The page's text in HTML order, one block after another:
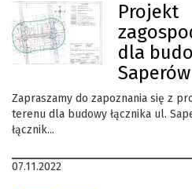
Projekt
dla
Zapraszamy do zapoznania się z
terenu dla budowy łącznika ul.
łącznik...
07.11.2022